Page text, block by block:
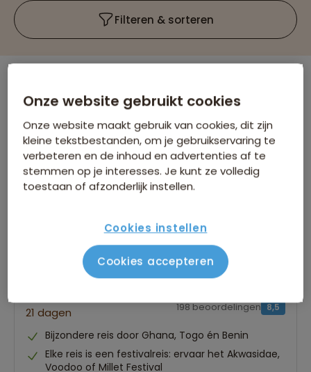
Filteren & sorteren
Er is1reis die voldoet aan jouw wensen
Groepsrondreizen
Groepsrondreis Ghana, Togo en Benin
21 dagen 8,5
198 beoordelingen
Bijzondere reis door Ghana, Togo én Benin
Elke reis is een festivalreis: ervaar het Akwasidae,
Voodoo of Millet Festival
Onze website gebruikt cookies
Onze website maakt gebruik van cookies, dit zijn
kleine tekstbestanden, om je gebruikservaring te
verbeteren en de inhoud en advertenties af te
stemmen op je interesses. Je kunt ze volledig
toestaan of afzonderlijk instellen.
Cookies instellen
Cookies accepteren